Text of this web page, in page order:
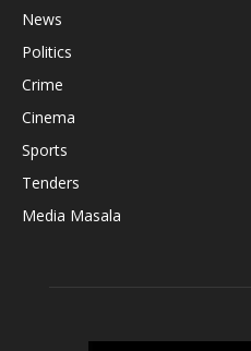
News
Politics
Crime
Cinema
Sports
Tenders
Media Masala